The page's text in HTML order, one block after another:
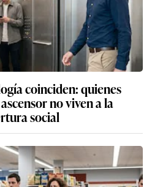
coinciden: quienes
no viven a la
social